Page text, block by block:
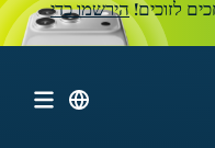
הירשמו כדי